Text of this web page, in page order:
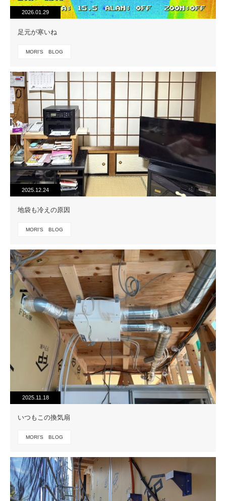
2026.01.29
足元が寒いね
MORI'S BLOG
2025.12.24
地袋も冷えの原因
MORI'S BLOG
2025.11.18
いつもこの換気扇
MORI'S BLOG